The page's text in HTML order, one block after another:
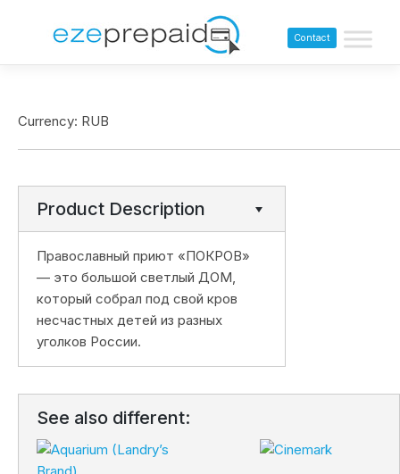
Contact
Currency: RUB
Product Description
Православный приют «ПОКРОВ»
— это большой светлый ДОМ,
который собрал под свой кров
несчастных детей из разных
уголков России.
See also different: